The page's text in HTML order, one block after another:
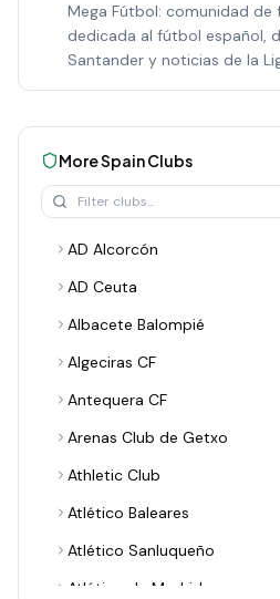
Mega Fútbol: comunidad
dedicada al fútbol español,
Santander y noticias de la
MoreSpainClubs
AD Alcorcón
AD Ceuta
Albacete Balompié
Algeciras CF
Antequera CF
Arenas Club de Getxo
Athletic Club
Atlético Baleares
Atlético Sanluqueño
Atlético de Madrid